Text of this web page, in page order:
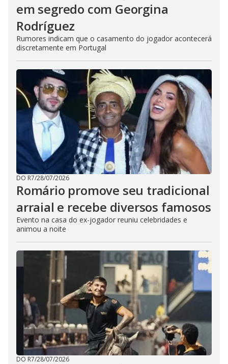
em segredo com Georgina
Rodríguez
Rumores indicam que o casamento do jogador acontecerá
discretamente em Portugal
DO R7/28/07/2026
Romário promove seu tradicional
arraial e recebe diversos famosos
Evento na casa do ex-jogador reuniu celebridades e
animou a noite
DO R7/28/07/2026